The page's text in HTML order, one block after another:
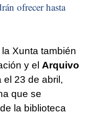
ofrecer hasta
Xunta también
y el Arquivo
el 23 de abril,
que se
la biblioteca